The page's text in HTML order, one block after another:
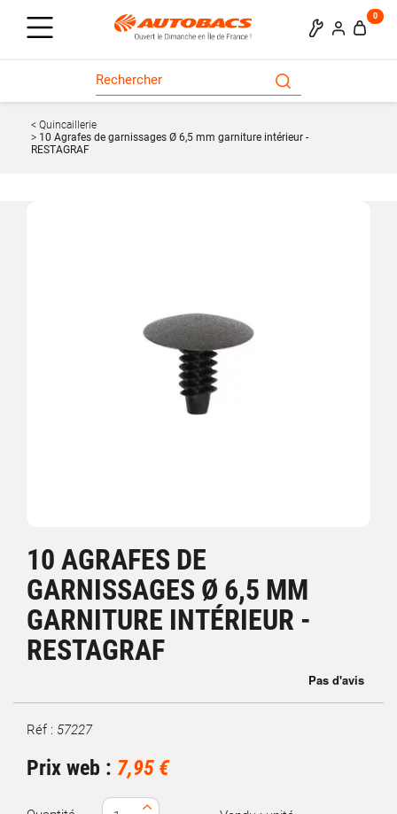
0
Quincaillerie
10 Agrafes de garnissages Ø 6,5 mm garniture intérieur -
RESTAGRAF
10 AGRAFES DE
GARNISSAGES Ø 6,5 MM
GARNITURE INTÉRIEUR -
RESTAGRAF
Marque
Réf : 57227
Prix web : 7,95 €